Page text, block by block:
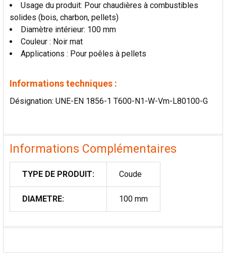
AJOUTER
LA
SÉLECTION
AU PANIER
Usage du produit: Pour chaudières à combustibles
solides (bois, charbon, pellets)
Diamètre intérieur: 100 mm
Couleur : Noir mat
Applications : Pour poêles à pellets
Informations techniques :
Désignation: UNE-EN 1856-1 T600-N1-W-Vm-L80100-G
Informations Complémentaires
TYPE DE PRODUIT: Coude
DIAMETRE: 100 mm